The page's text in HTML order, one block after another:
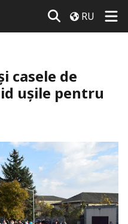
RU
casele de
ușile pentru